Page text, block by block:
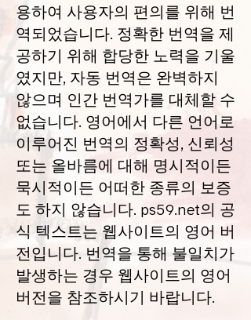
용하여 사용자의 편의를 위해 번
역되었습니다. 정확한 번역을 제
공하기 위해 합당한 노력을 기울
였지만, 자동 번역은 완벽하지
않으며 인간 번역가를 대체할 수
없습니다. 영어에서 다른 언어로
이루어진 번역의 정확성, 신뢰성
또는 올바름에 대해 명시적이든
묵시적이든 어떠한 종류의 보증
도 하지 않습니다. ps59.net의 공
식 텍스트는 웹사이트의 영어 버
전입니다. 번역을 통해 불일치가
발생하는 경우 웹사이트의 영어
버전을 참조하시기 바랍니다.